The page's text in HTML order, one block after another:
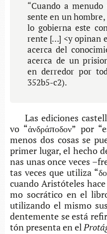
“Cuan­do a
sen­te en un
lo gobier­na este
ren­te […] <y opi­nan
acer­ca del
acer­ca de un
en derre­dor por
352b5-c2).
Las edi­cio­nes
vo “ἀνδράποδον” por
menos dos cosas se
pri­mer lugar, el hecho
nas unas once veces
tas veces que uti­li­za
cuan­do Aris­tó­te­les
mo socrá­ti­co en el
uti­li­zan­do el mismo
den­te­men­te se está
tón pre­sen­ta en el